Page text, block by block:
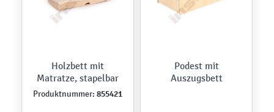
Holzbett mit
Matratze, stapelbar
Produktnummer: 855421
Podest mit
Auszugsbett